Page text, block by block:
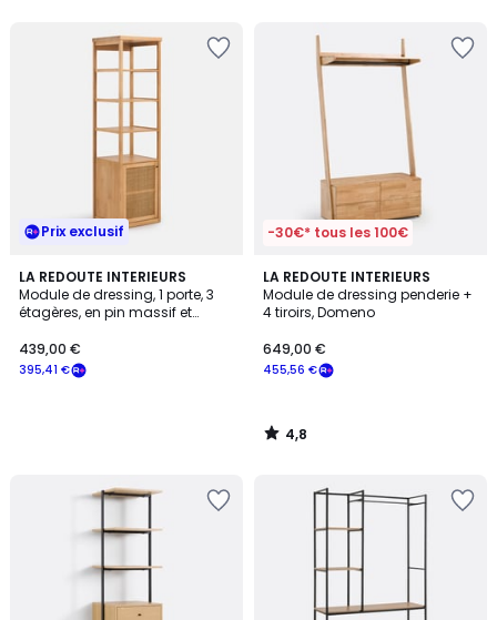
Prix exclusif
LA REDOUTE INTERIEURS
Module de dressing, 1 porte, 3
étagères, en pin massif et
395,41 €
439,00 €
-30€* tous les 100€
LA REDOUTE INTERIEURS
Module de dressing penderie +
4 tiroirs, Domeno
455,56 €
649,00 €
4,8
/ 5
4,8
/